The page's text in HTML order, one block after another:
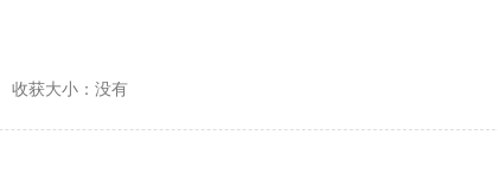
收获大小：没有